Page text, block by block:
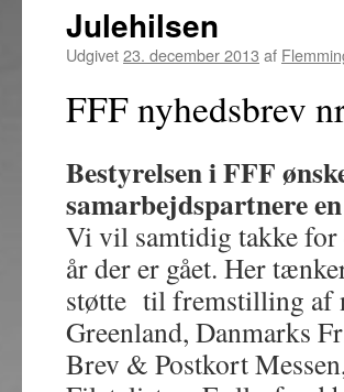
Julehilsen
Udgivet23. december 2013 af
FFF nyhedsbrev
Bestyrelsen i FFF
samarbejdspartnere
Vi vil samtidig takke for
år der er gået. Her
støtte til fremstilling af
Greenland, Danmarks
Brev & Postkort